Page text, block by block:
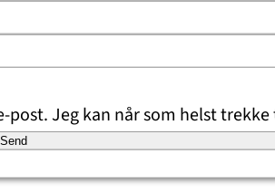
Jeg kan når som helst
Send